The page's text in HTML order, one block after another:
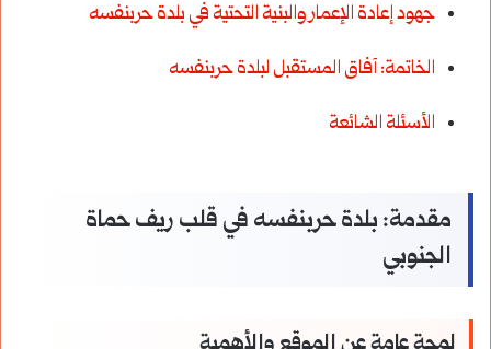
جهود إعادة الإعمار والبنية التحتية في بلدة حربنفسه
الخاتمة: آفاق المستقبل لبلدة حربنفسه
الأسئلة الشائعة
مقدمة: بلدة حربنفسه في قلب ريف حماة
الجنوبي